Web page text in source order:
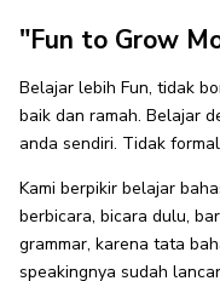
"Fun to Grow
Belajar lebih Fun, tidak
baik dan ramah. Belajar
anda sendiri. Tidak
Kami berpikir belajar
berbicara, bicara dulu,
grammar, karena tata
speakingnya sudah